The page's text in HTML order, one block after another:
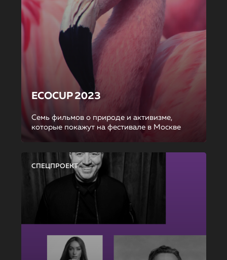
ECOCUP 2023
Семь фильмов о природе и активизме,
которые покажут на фестивале в Москве
СПЕЦПРОЕКТ